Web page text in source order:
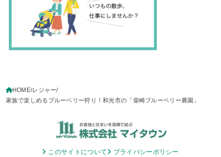
HOME レジャー
家族で楽しめるブルーベリー狩り！和光市の「柴崎ブルーベリー農園」
このサイトについて プライバシーポリシー